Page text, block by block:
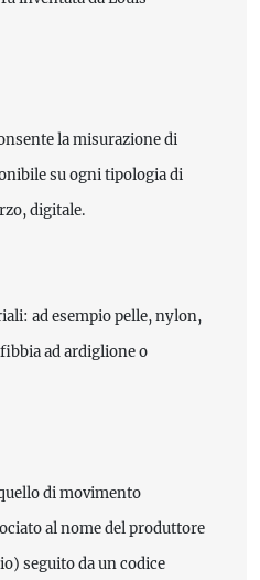
la misurazione di
su ogni tipologia di
digitale.
ad esempio pelle, nylon,
ad ardiglione o
di movimento
al nome del produttore
seguito da un codice